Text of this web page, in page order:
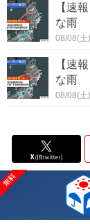
【速
な雨
08/08(土
【速
な雨
08/08(土